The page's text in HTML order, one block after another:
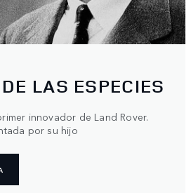
LAS ESPECIES
innovador de Land Rover.
por su hijo